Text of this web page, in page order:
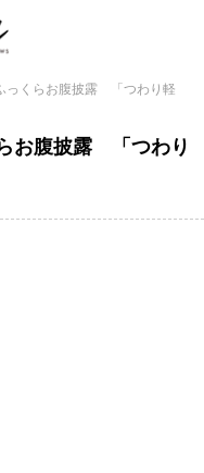
っくらお腹披露 「つわり軽
お腹披露 「つわり